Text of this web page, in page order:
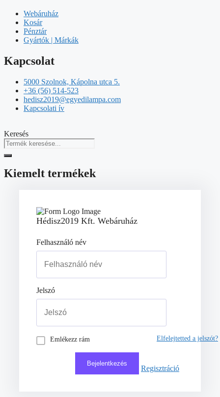
Webáruház
Kosár
Pénztár
Gyártók | Márkák
Kapcsolat
5000 Szolnok, Kápolna utca 5.
+36 (56) 514-523
hedisz2019@egyedilampa.com
Kapcsolati ív
Keresés
Kiemelt termékek
Hédisz2019 Kft. Webáruház
Felhasználó név
Jelszó
Emlékezz rám Elfelejtetted a jelszót?
Regisztráció